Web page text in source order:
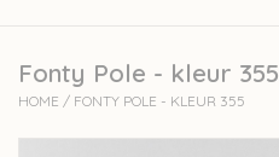
Accessoires
workshops
Fonty Pole - kleur 355
HOME / FONTY POLE - KLEUR 355